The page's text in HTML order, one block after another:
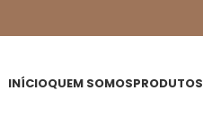
INÍCIOQUEM SOMOSPRODUTOS